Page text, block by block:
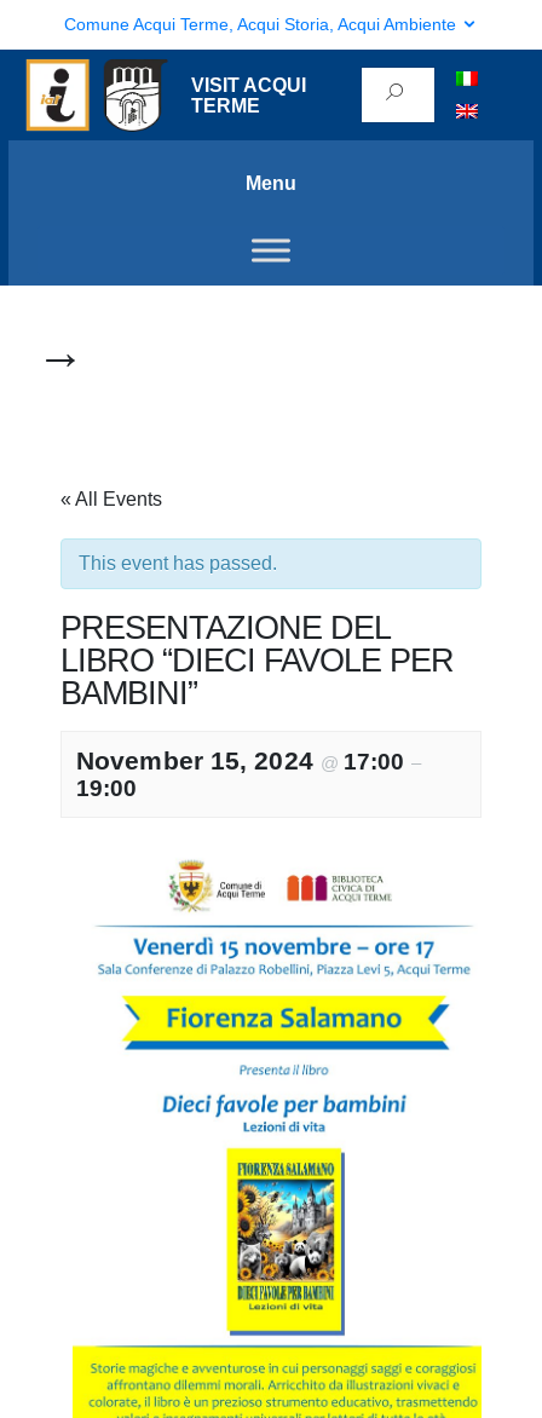
Comune Acqui Terme, Acqui Storia, Acqui Ambiente
VISIT ACQUI
TERME
Menu
→
« All Events
This event has passed.
PRESENTAZIONE DEL
LIBRO “DIECI FAVOLE PER
BAMBINI”
November 15, 2024 @ 17:00 –
19:00